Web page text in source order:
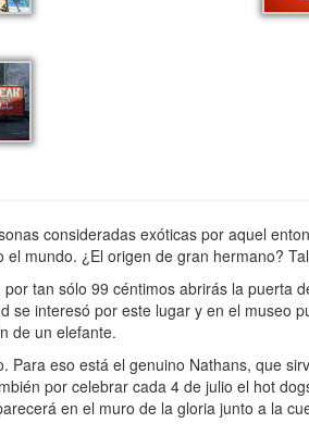
consideradas exóticas por aquel
el mundo. ¿El origen de gran hermano?
tan sólo 99 céntimos abrirás la puerta
se interesó por este lugar y en el museo
de un elefante.
eso está el genuino Nathans, que
por celebrar cada 4 de julio el hot
en el muro de la gloria junto a la